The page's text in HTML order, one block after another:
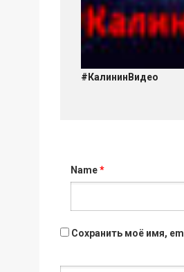
#КалининВидео
Name*
Сохранить моё имя,